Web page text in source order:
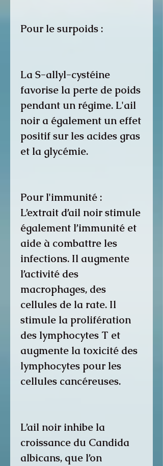
Pour le surpoids :
La S-allyl-cystéine
favorise la perte de poids
pendant un régime. L'ail
noir a également un effet
positif sur les acides gras
et la glycémie.
Pour l'immunité :
L’extrait d’ail noir stimule
également l’immunité et
aide à combattre les
infections. Il augmente
l’activité des
macrophages, des
cellules de la rate. Il
stimule la prolifération
des lymphocytes T et
augmente la toxicité des
lymphocytes pour les
cellules cancéreuses.
L’ail noir inhibe la
croissance du Candida
albicans, que l’on